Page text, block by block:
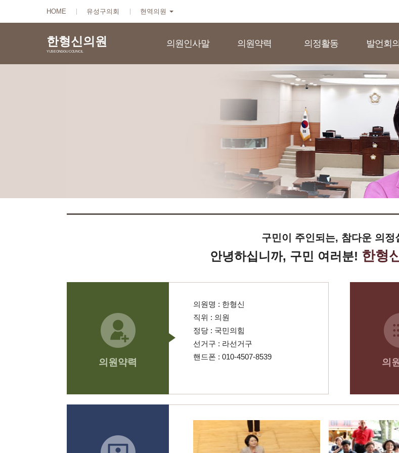
한형신의원
YUSEONGGU COUNCIL
HOME 유성구의회 현역의원
의원인사말 의원약력 의정활동 발언회
구민이 주인되는, 참다운 의정
안녕하십니까, 구민 여러분! 한형
의원약력
의원명 : 한형신
직위 : 의원
정당 : 국민의힘
선거구 : 라선거구
핸드폰 : 010-4507-8539
의